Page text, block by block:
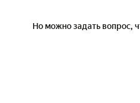
Но можно задать вопрос,